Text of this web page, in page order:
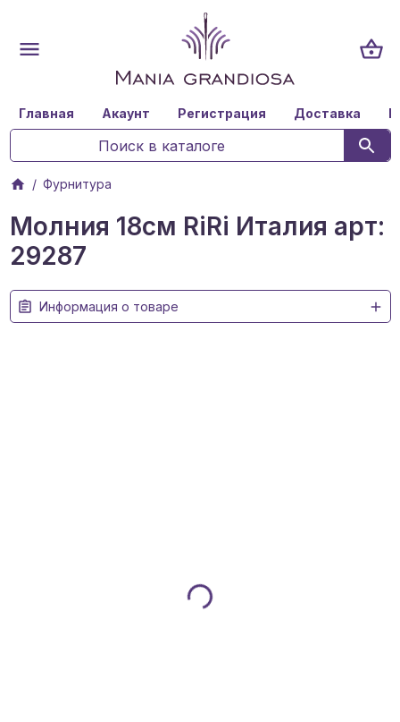
Главная Акаунт Регистрация Доставка
Фурнитура
Молния 18см RiRi Италия арт:
29287
Информация о товаре